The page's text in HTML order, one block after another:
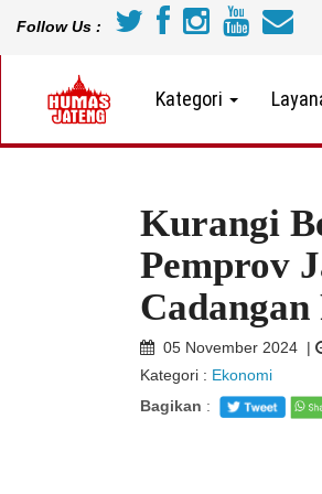
Follow Us :
Kategori
Kurangi
Pemprov
Cadangan
05 November 2024 |
Kategori : Ekonomi
Bagikan :